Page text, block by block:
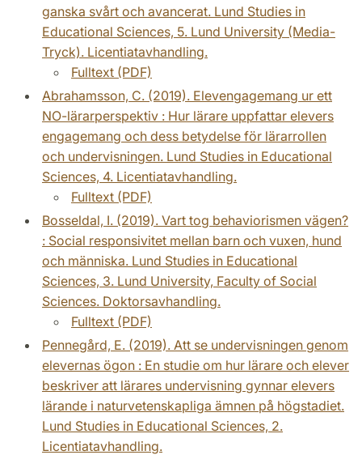
ganska svårt och avancerat. Lund Studies in
Educational Sciences, 5. Lund University (Media-
Tryck). Licentiatavhandling.
Fulltext (PDF)
Abrahamsson, C. (2019). Elevengagemang ur ett
NO-lärarperspektiv : Hur lärare uppfattar elevers
engagemang och dess betydelse för lärarrollen
och undervisningen. Lund Studies in Educational
Sciences, 4. Licentiatavhandling.
Fulltext (PDF)
Bosseldal, I. (2019). Vart tog behaviorismen vägen?
: Social responsivitet mellan barn och vuxen, hund
och människa. Lund Studies in Educational
Sciences, 3. Lund University, Faculty of Social
Sciences. Doktorsavhandling.
Fulltext (PDF)
Pennegård, E. (2019). Att se undervisningen genom
elevernas ögon : En studie om hur lärare och elever
beskriver att lärares undervisning gynnar elevers
lärande i naturvetenskapliga ämnen på högstadiet.
Lund Studies in Educational Sciences, 2.
Licentiatavhandling.